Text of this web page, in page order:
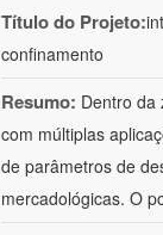
Título do Projeto:
confinamento
Resumo: Dentro da
com múltiplas
de parâmetros de
mercadológicas. O